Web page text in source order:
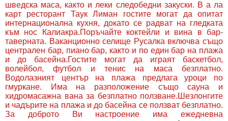
шведска маса, както и леки следобедни закуски. В а ла
карт ресторант Таук Лиман гостите могат да опитат
интернационална кухня, докато се радват на гледката
към нос Калиакра.Поръчайте коктейли и вина в бар-
таверната. Ваканционно селище Русалка включва също
централен бар, пиано бар, както и по един бар на плажа
и до басейна.Гостите могат да играят баскетбол,
волейбол, футбол и тенис на маса безплатно.
Водолазният център на плажа предлага уроци по
гмуркане. Има на разположение също сауна и
хидромасажна вана за безплатно ползване.Шезлонгите
и чадърите на плажа и до басейна се ползват безплатно.
За доброто Ви настроение има ежедневна